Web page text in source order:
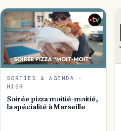
SORTIES & AGENDA ·
HIER
Soirée pizza moitié-moitié,
la spécialité à Marseille